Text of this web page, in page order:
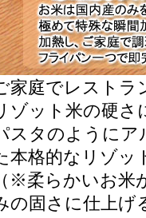
家庭でレストラ
ゾット米の硬
スタのようにア
本格的なリゾッ
（※柔らかいお米
の固さに仕上げ